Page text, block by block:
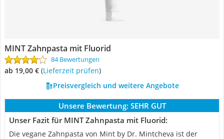
MINT Zahnpasta mit Fluorid
84 Bewertungen
ab 19,00 € (Lieferzeit prüfen)
Preisvergleich und weitere Angebote
Unsere Bewertung: SEHR GUT
Unser Fazit für MINT Zahnpasta mit Fluorid:
Die vegane Zahnpasta von Mint by Dr. Mintcheva ist der